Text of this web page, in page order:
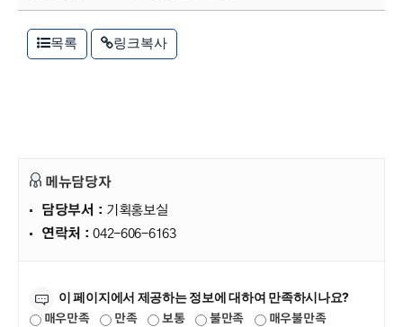
목록 링크복사
메뉴담당자
담당부서 : 기획홍보실
연락처 :042-606-6163
이 페이지에서 제공하는 정보에 대하여 만족하시나요?
매우만족 만족 보통 불만족 매우불만족